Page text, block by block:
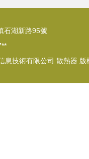
石湖新路95號
息技術有限公司 散熱器 版